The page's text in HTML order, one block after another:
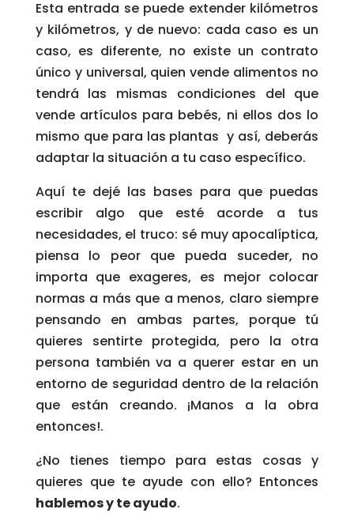
Esta entrada se puede extender kilómetros
y kilómetros, y de nuevo: cada caso es un
caso, es diferente, no existe un contrato
único y universal, quien vende alimentos no
tendrá las mismas condiciones del que
vende artículos para bebés, ni ellos dos lo
mismo que para las plantas y así, deberás
adaptar la situación a tu caso específico.
Aquí te dejé las bases para que puedas
escribir algo que esté acorde a tus
necesidades, el truco: sé muy apocalíptica,
piensa lo peor que pueda suceder, no
importa que exageres, es mejor colocar
normas a más que a menos, claro siempre
pensando en ambas partes, porque tú
quieres sentirte protegida, pero la otra
persona también va a querer estar en un
entorno de seguridad dentro de la relación
que están creando. ¡Manos a la obra
entonces!.
¿No tienes tiempo para estas cosas y
quieres que te ayude con ello? Entonces
hablemos y te ayudo.